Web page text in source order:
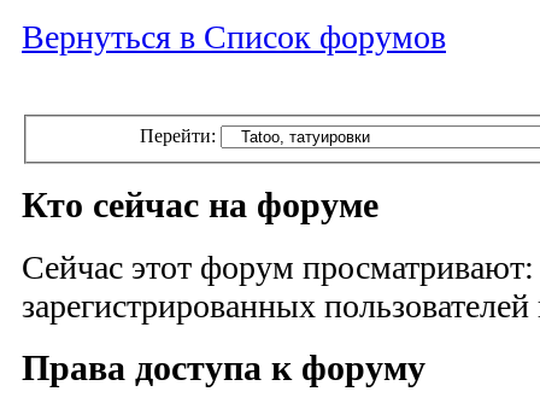
Вернуться в Список форумов
Перейти:
Кто сейчас на форуме
Сейчас этот форум просматривают:
зарегистрированных
Права доступа к форуму